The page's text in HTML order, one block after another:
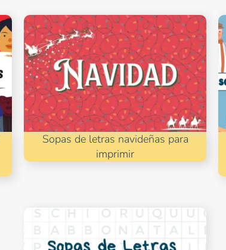
Sopas de letras navideñas para
imprimir